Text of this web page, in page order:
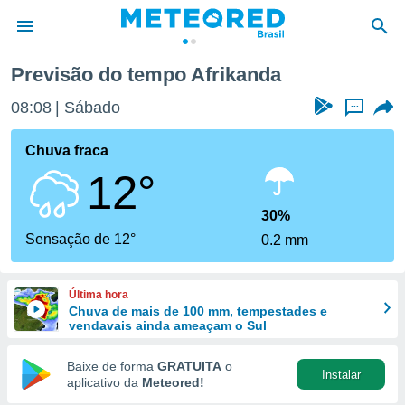
da
fornecidas
a este
das
e
forma
digital
Previsão do tempo Afrikanda
08:08 Sábado ...
Chuva fraca
12°
Sensação de 12°
30%
0.2 mm
Última hora
Chuva de mais de 100 mm, tempestades e
vendavais ainda ameaçam o Sul
Baixe de forma GRATUITA o
aplicativo da Meteored!
Instalar